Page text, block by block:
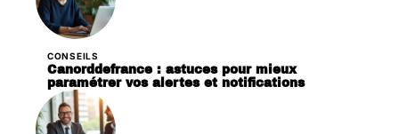
CONSEILS
Canorddefrance : astuces pour mieux
paramétrer vos alertes et notifications